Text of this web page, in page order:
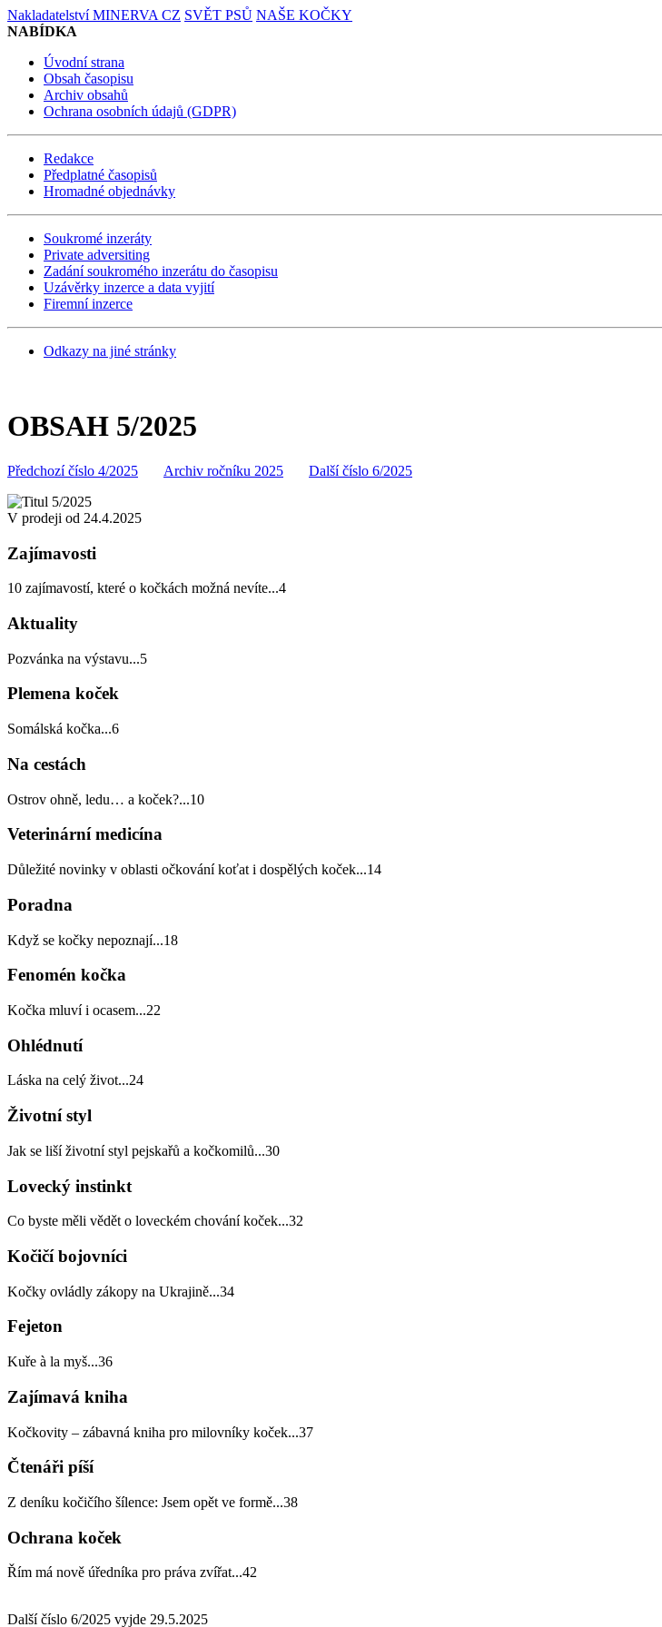
Nakladatelství MINERVA CZ SVĚT PSŮ NAŠE KOČKY
NABÍDKA
Úvodní strana
Obsah časopisu
Archiv obsahů
Ochrana osobních údajů (GDPR)
Redakce
Předplatné časopisů
Hromadné objednávky
Soukromé inzeráty
Private adversiting
Zadání soukromého inzerátu do časopisu
Uzávěrky inzerce a data vyjití
Firemní inzerce
Odkazy na jiné stránky
OBSAH 5/2025
Předchozí číslo 4/2025 Archiv ročníku 2025 Další číslo 6/2025
V prodeji od 24.4.2025
Zajímavosti
10 zajímavostí, které o kočkách možná nevíte...4
Aktuality
Pozvánka na výstavu...5
Plemena koček
Somálská kočka...6
Na cestách
Ostrov ohně, ledu… a koček?...10
Veterinární medicína
Důležité novinky v oblasti očkování koťat i dospělých koček...14
Poradna
Když se kočky nepoznají...18
Fenomén kočka
Kočka mluví i ocasem...22
Ohlédnutí
Láska na celý život...24
Životní styl
Jak se liší životní styl pejskařů a kočkomilů...30
Lovecký instinkt
Co byste měli vědět o loveckém chování koček...32
Kočičí bojovníci
Kočky ovládly zákopy na Ukrajině...34
Fejeton
Kuře à la myš...36
Zajímavá kniha
Kočkovity – zábavná kniha pro milovníky koček...37
Čtenáři píší
Z deníku kočičího šílence: Jsem opět ve formě...38
Ochrana koček
Řím má nově úředníka pro práva zvířat...42
Další číslo 6/2025 vyjde 29.5.2025